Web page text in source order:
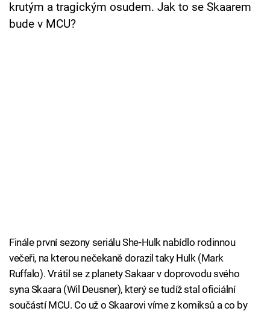
Přihlášení
krutým a tragickým osudem. Jak to se Skaarem
bude v MCU?
Finále první sezony seriálu She-Hulk nabídlo rodinnou
večeři, na kterou nečekaně dorazil taky Hulk (Mark
Ruffalo). Vrátil se z planety Sakaar v doprovodu svého
syna Skaara (Wil Deusner), který se tudíž stal oficiální
součástí MCU. Co už o Skaarovi víme z komiksů a co by